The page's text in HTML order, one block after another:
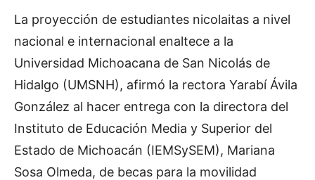
La proyección de estudiantes nicolaitas a nivel
nacional e internacional enaltece a la
Universidad Michoacana de San Nicolás de
Hidalgo (UMSNH), afirmó la rectora Yarabí Ávila
González al hacer entrega con la directora del
Instituto de Educación Media y Superior del
Estado de Michoacán (IEMSySEM), Mariana
Sosa Olmeda, de becas para la movilidad